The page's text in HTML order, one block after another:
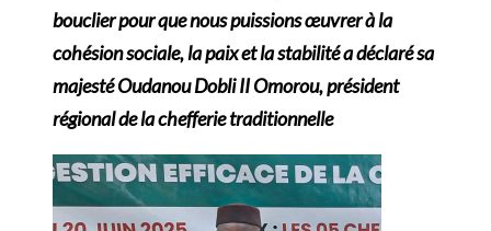
bouclier pour que nous puissions œuvrer à la
cohésion sociale, la paix et la stabilité a déclaré sa
majesté Oudanou Dobli II Omorou, président
régional de la chefferie traditionnelle